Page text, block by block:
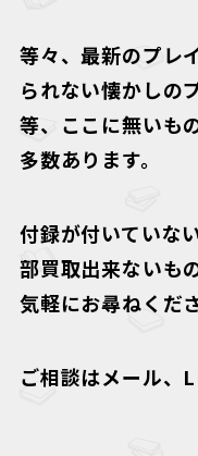
等々、最新のプレ
られない懐かしの
等、ここに無いも
多数あります。
付録が付いていな
部買取出来ないも
気軽にお尋ねくだ
ご相談はメール、